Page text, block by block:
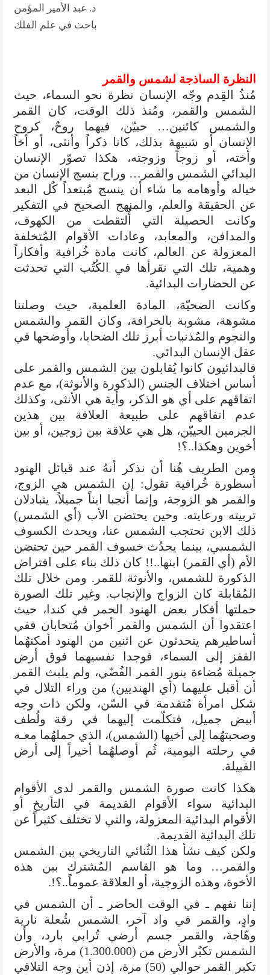
د. عبد الأمير المؤمن
باحث في علم الفلك
النظرة الساذجة لشمس والقمر
مُنذُ القِدم وجّه الإنسان نظرة نحو السماء، حيث
الشمس والقمر، ومُنذ ذلك الوقت، كان القمر
والشمس كائنين… حييّن، فيهما روحٌ، كروح
الإنسان أو شبيهة بذلك، كانا ذكراً وأنثى، أو أخاً
وأخته، أو زوجاً وزوجته، هكذا تصوّر الإنسان
البدائي الشمس والقمر… وراح ينسج الإنسان من
خياله وأوهامه ما شاء أن ينسج مُبتعداً كُل البعد
عن الحقيقة والعلم، والمنهج الصحيح في التفكير
وكانت الحصيلة التي أُُلتقطت من الكهوف،
والمدافن، والمعابد، وعادات الأقوام المُتخلفة
المعزولة عن العالم، كانت مادة خُرافية وأفكاراً
وهمية، تلك التي نقرأها في الكُتُب التي تحدثت
عن الحضارات البدائية.
وكانت الضحيّة، المادة العلمية، حيث وصلتنا
مشوهة، مشوبة بالخرافة، وكان القمر والشمس
والنجوم والمُذنبات أبرز تلك الضحايا، وأوضحها في
عقل الإنسان البدائي.
فالبدائيون كانوا يُقابلون بين الشمس والقمر على
أساس اختلاف الجنس (الذكورة والأنوثة)، مع عدم
اتفاقهم على أي هو الذكر، وأية هي الأنثى، وكذلك
عدم اتفاقهم على طبيعة العلاقة بين هذين
الجرمين الحييّن، هل هي علاقة بين زوجين، أو بين
أخوين وهكذا..؟!
ومن الطريف هُنا أن نذكر أنهُ عند قبائل الهنود
أسطورة خُرافية تقول: إن الشمس هي الزوج،
والقمر هو الزوجة، وإنما أنجبا ابناً جميلاً، يتبادلان
تربيته ورعايته. وحين يحتضن الأب (أي الشمس)
ذلك الابن تحتجب الشمس عنا، ويحدث الكسوف
الشمسي، بينما يحدُث خسوف القمر حين تحتضن
الأم (أي القمر) ابنها..!! كان ذلك بناء على افتراض
الذكورة للشمس، والأنوثة للقمر. ومن خلال تلك
المُقابلة كان الزواج والإنجاب. وغير تلك الصورة
حملتها أفكار بعض الهنود الحمر في كندا، حيث
اعتقدوا أن الشمس والقمر أخوان مُتحابان ففي
أساطيرهم يتحدثون عن اثنين من الهنود أمكنهُما
القفز إلى السماء، فوجدا نفسيهما فوق أرض
جميلة مُضاءة بنور القمر الفُضّي، ولم يلبث القمر
أن أقبل عليهما (أي الهنديين) من وراء التلال في
شكل امرأة مُتقدمة في السّن، ولكن ذات وجه
أبيض جميل، فتكلّمت إليهما في رقة ولُطف
وصحبتهُما إلى أخيها (الشمس)، الذي حملهُما معـه
في رحلته اليومية، ثُم أوصلهُما أخيراً إلى أرض
القبيلة.
هكذا كانت صورة الشمس والقمر لدى الأقوام
البدائية سواء الأقوام القديمة في التأريخ أو
الأقوام البدائية المعزولة، والتي لا تختلف كثيراً عن
تلك البدائية القديمة.
ولكن كيف نشأ هذا الثُنائي التاريخي بين الشمس
والقمر… وما هو القاسم المُشترك بين هذه
الأخوة، وهذه الزوجية، أو العلاقة عموماً..؟!.
إننا نفهم ـ في الوقت الحاضر ـ أن الشمس في
وادٍ، والقمر في واد آخر، الشمس شُعلة نارية
وهّاجة، والقمر جسم أرضي تُرابي بارد، وأن
الشمس تكبُر الأرض من (1.300.000) مرة، والأرض
تكبر القمر حوالي (50) مرة، إذن أين وجه التلاقي